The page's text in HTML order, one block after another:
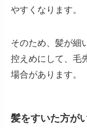
やすくなります。
そのため、髪が細
控えめにして、毛
場合があります。
髪をすいた方が